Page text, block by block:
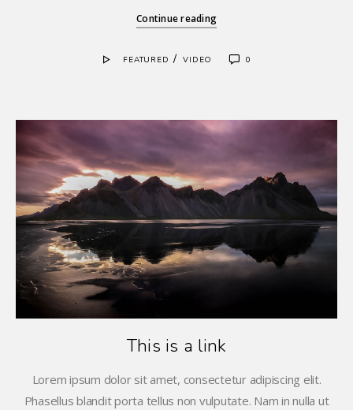
Continue reading
FEATURED /VIDEO 0
This is a link
Lorem ipsum dolor sit amet, consectetur adipiscing elit.
Phasellus blandit porta tellus non vulputate. Nam in nulla ut